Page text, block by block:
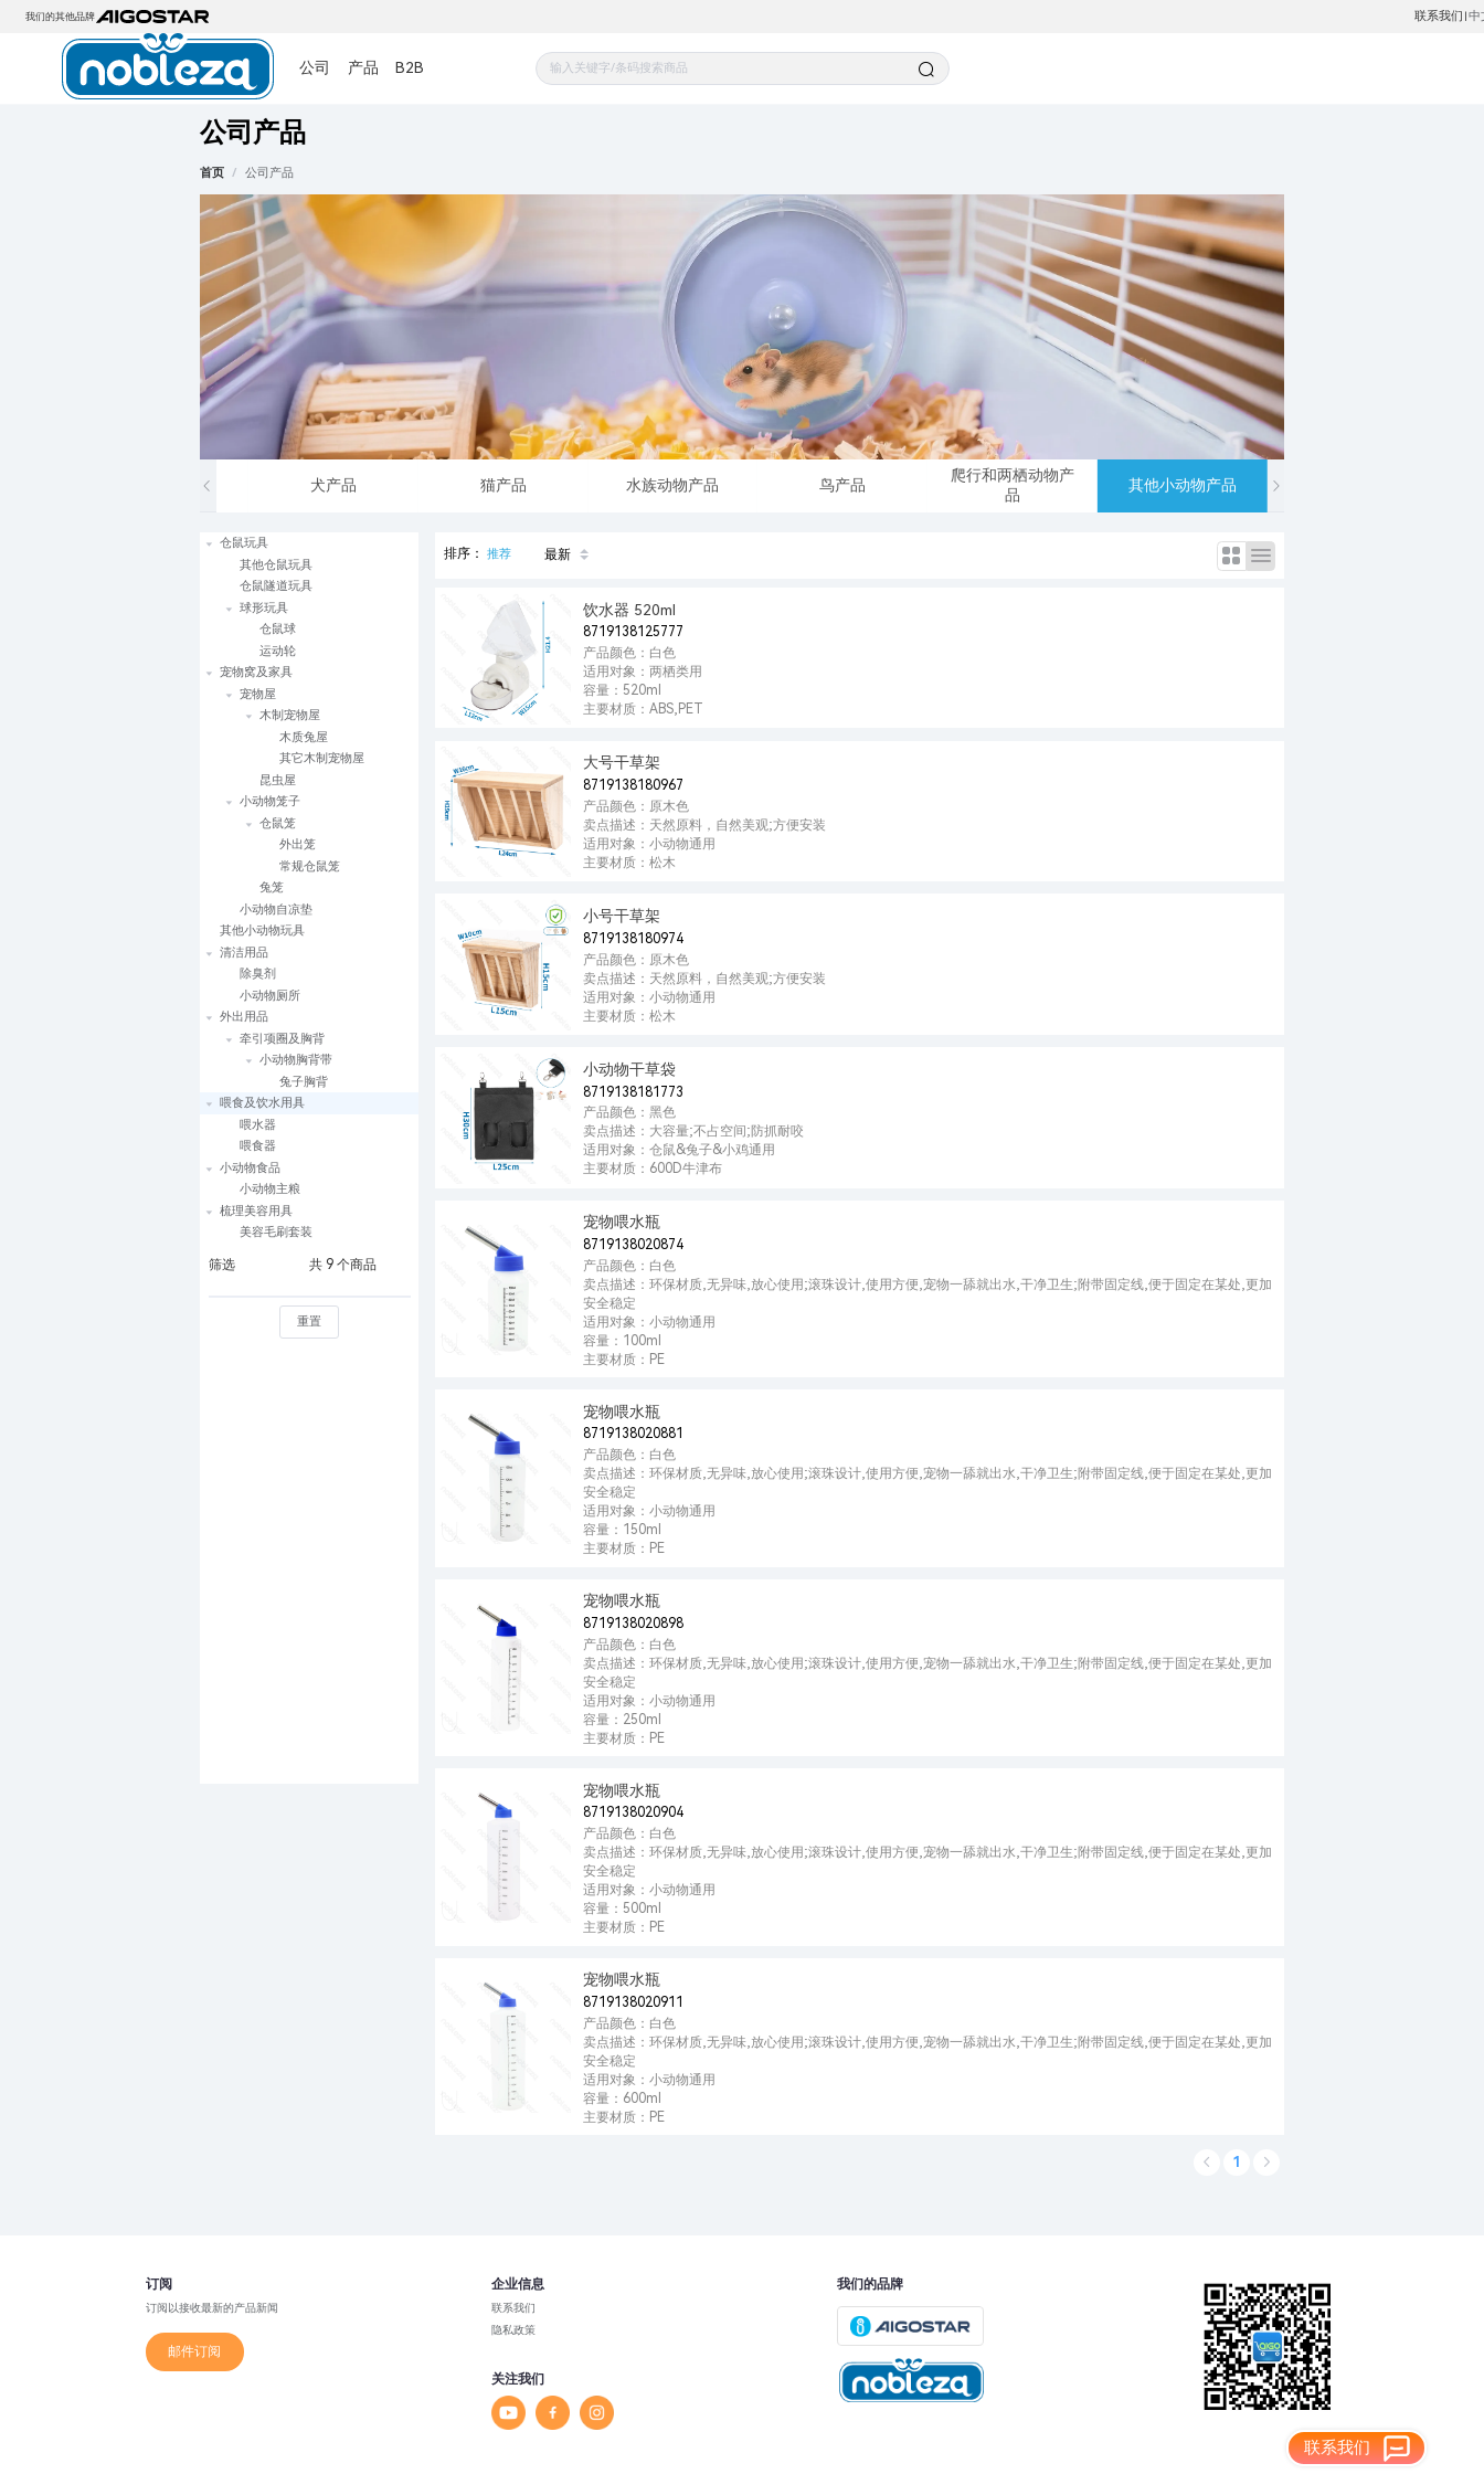
我们的其他品牌 联系我们 中
公司 产品 B2B
公司产品
首页 / 公司产品
犬产品 猫产品 水族动物产品 鸟产品
爬行和两栖动物产
品
其他小动物产品
仓鼠玩具
其他仓鼠玩具
仓鼠隧道玩具
球形玩具
仓鼠球
运动轮
宠物窝及家具
宠物屋
木制宠物屋
木质兔屋
其它木制宠物屋
昆虫屋
小动物笼子
仓鼠笼
外出笼
常规仓鼠笼
兔笼
小动物自凉垫
其他小动物玩具
清洁用品
除臭剂
小动物厕所
外出用品
牵引项圈及胸背
小动物胸背带
兔子胸背
喂食及饮水用具
喂水器
喂食器
小动物食品
小动物主粮
梳理美容用具
美容毛刷套装
筛选 共 9 个商品
重置
排序： 推荐 最新
饮水器 520ml
8719138125777
产品颜色：白色
适用对象：两栖类用
容量：520ml
主要材质：ABS,PET
大号干草架
8719138180967
产品颜色：原木色
卖点描述：天然原料，自然美观;方便安装
适用对象：小动物通用
主要材质：松木
小号干草架
8719138180974
产品颜色：原木色
卖点描述：天然原料，自然美观;方便安装
适用对象：小动物通用
主要材质：松木
小动物干草袋
8719138181773
产品颜色：黑色
卖点描述：大容量;不占空间;防抓耐咬
适用对象：仓鼠&兔子&小鸡通用
主要材质：600D牛津布
宠物喂水瓶
8719138020874
产品颜色：白色
卖点描述：环保材质,无异味,放心使用;滚珠设计,使用方便,宠物一舔就出水,干净卫生;附带固定线,便于固定在某处,更加
安全稳定
适用对象：小动物通用
容量：100ml
主要材质：PE
宠物喂水瓶
8719138020881
产品颜色：白色
卖点描述：环保材质,无异味,放心使用;滚珠设计,使用方便,宠物一舔就出水,干净卫生;附带固定线,便于固定在某处,更加
安全稳定
适用对象：小动物通用
容量：150ml
主要材质：PE
宠物喂水瓶
8719138020898
产品颜色：白色
卖点描述：环保材质,无异味,放心使用;滚珠设计,使用方便,宠物一舔就出水,干净卫生;附带固定线,便于固定在某处,更加
安全稳定
适用对象：小动物通用
容量：250ml
主要材质：PE
宠物喂水瓶
8719138020904
产品颜色：白色
卖点描述：环保材质,无异味,放心使用;滚珠设计,使用方便,宠物一舔就出水,干净卫生;附带固定线,便于固定在某处,更加
安全稳定
适用对象：小动物通用
容量：500ml
主要材质：PE
宠物喂水瓶
8719138020911
产品颜色：白色
卖点描述：环保材质,无异味,放心使用;滚珠设计,使用方便,宠物一舔就出水,干净卫生;附带固定线,便于固定在某处,更加
安全稳定
适用对象：小动物通用
容量：600ml
主要材质：PE
1
订阅
订阅以接收最新的产品新闻
邮件订阅
企业信息
联系我们
隐私政策
关注我们
我们的品牌
联系我们